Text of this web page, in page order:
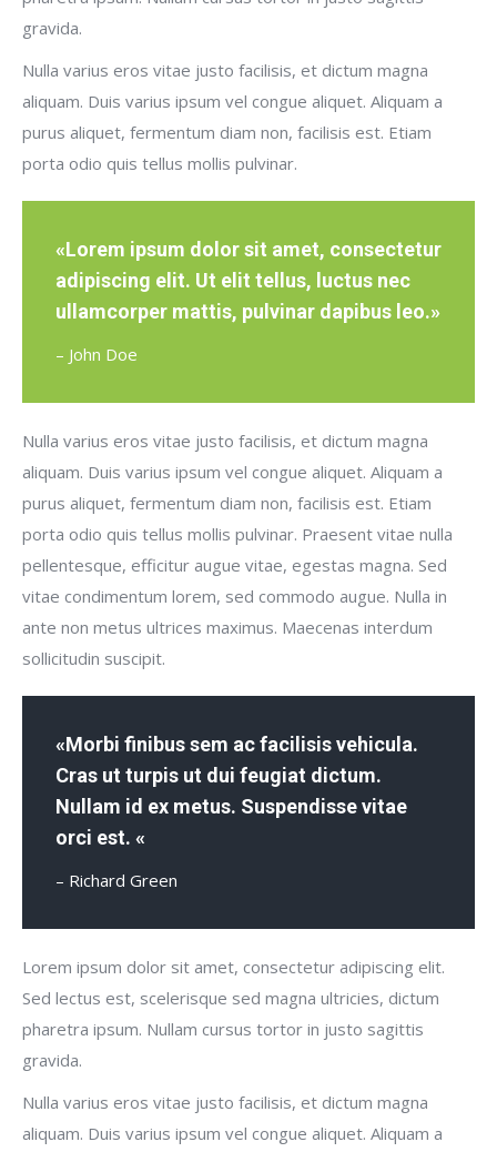
gravida.
Nulla varius eros vitae justo facilisis, et dictum magna
aliquam. Duis varius ipsum vel congue aliquet. Aliquam a
purus aliquet, fermentum diam non, facilisis est. Etiam
porta odio quis tellus mollis pulvinar.
«Lorem ipsum dolor sit amet, consectetur
adipiscing elit. Ut elit tellus, luctus nec
ullamcorper mattis, pulvinar dapibus leo.»
– John Doe
Nulla varius eros vitae justo facilisis, et dictum magna
aliquam. Duis varius ipsum vel congue aliquet. Aliquam a
purus aliquet, fermentum diam non, facilisis est. Etiam
porta odio quis tellus mollis pulvinar. Praesent vitae nulla
pellentesque, efficitur augue vitae, egestas magna. Sed
vitae condimentum lorem, sed commodo augue. Nulla in
ante non metus ultrices maximus. Maecenas interdum
sollicitudin suscipit.
«Morbi finibus sem ac facilisis vehicula.
Cras ut turpis ut dui feugiat dictum.
Nullam id ex metus. Suspendisse vitae
orci est. «
– Richard Green
Lorem ipsum dolor sit amet, consectetur adipiscing elit.
Sed lectus est, scelerisque sed magna ultricies, dictum
pharetra ipsum. Nullam cursus tortor in justo sagittis
gravida.
Nulla varius eros vitae justo facilisis, et dictum magna
aliquam. Duis varius ipsum vel congue aliquet. Aliquam a